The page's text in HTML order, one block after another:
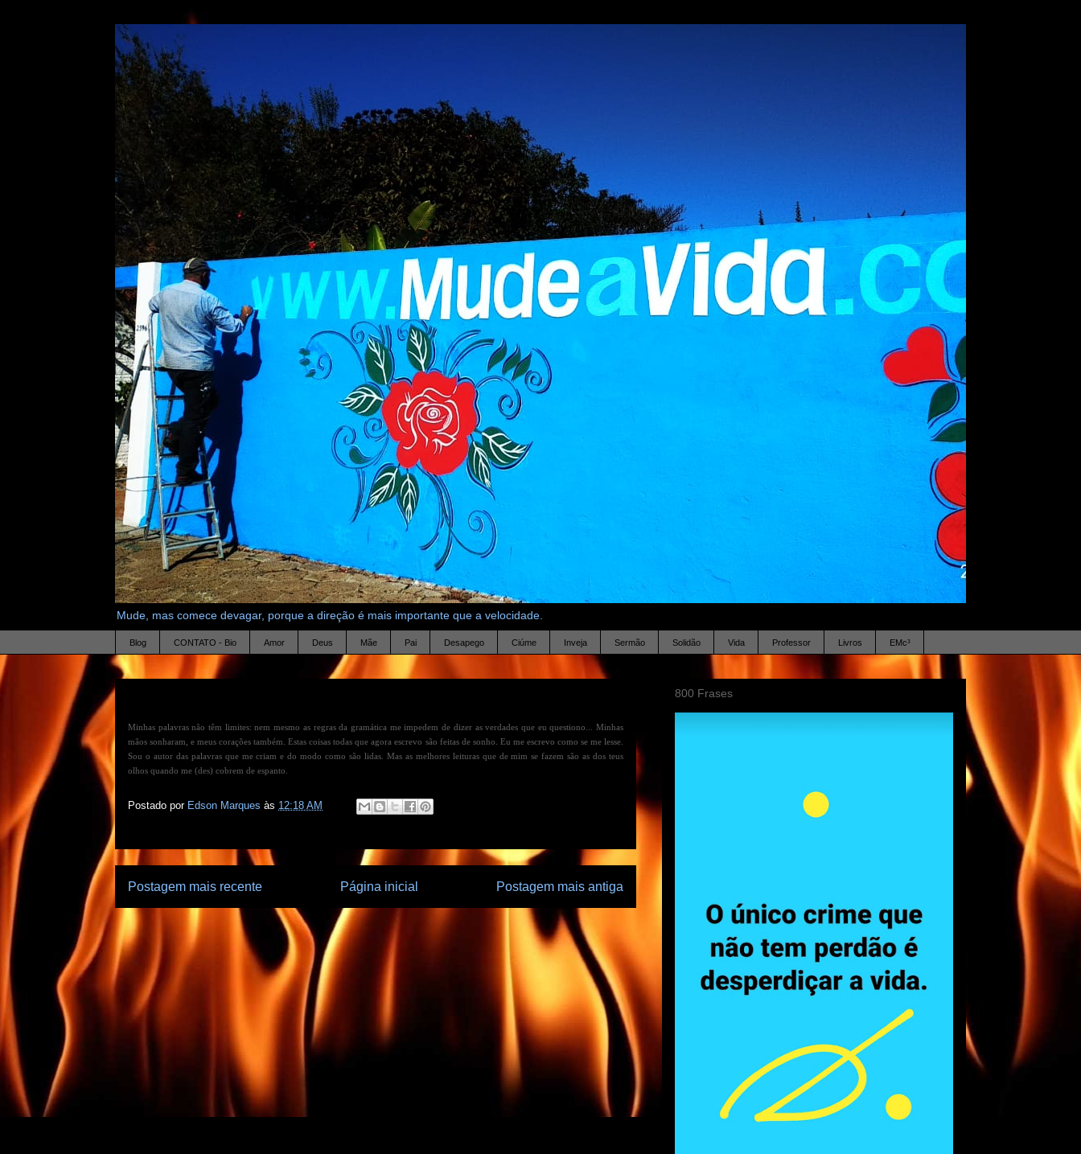
Mude, mas comece devagar, porque a direção é mais importante que a velocidade.
Blog CONTATO - Bio Amor Deus Mãe Pai Desapego Ciúme Inveja Sermão Solidão Vida Professor Livros EMc³
Minhas palavras não têm limites: nem mesmo as regras da gramática me impedem de dizer as verdades que eu questiono... Minhas
mãos sonharam, e meus corações também. Estas coisas todas que agora escrevo são feitas de sonho. Eu me escrevo como se me lesse.
Sou o autor das palavras que me criam e do modo como são lidas. Mas as melhores leituras que de mim se fazem são as dos teus
olhos quando me (des) cobrem de espanto.
Postado por Edson Marques às 12:18 AM
Postagem mais recente Postagem mais antiga
Página inicial
800 Frases